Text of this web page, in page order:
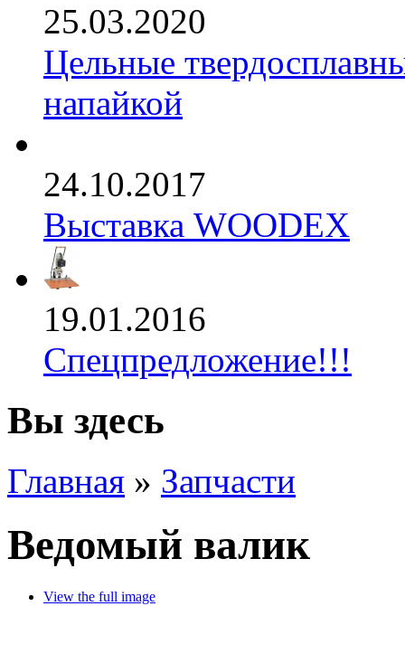
25.03.2020
Цельные
напайкой
24.10.2017
Выставка WOODEX
19.01.2016
Спецпредложение!!!
Вы здесь
Главная » Запчасти
Ведомый валик
View the full image